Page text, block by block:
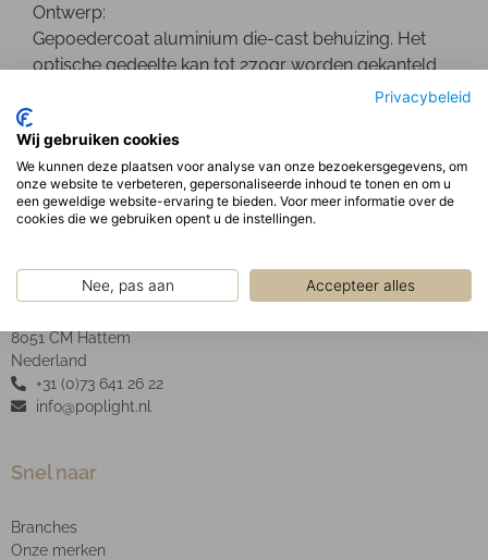
Privacybeleid
Wij gebruiken cookies
We kunnen deze plaatsen voor analyse van onze bezoekersgegevens, om
onze website te verbeteren, gepersonaliseerde inhoud te tonen en om u
een geweldige website-ervaring te bieden. Voor meer informatie over de
cookies die we gebruiken opent u de instellingen.
Nee, pas aan Accepteer alles
Ontwerp:
Gepoedercoat aluminium die-cast behuizing. Het
optische gedeelte kan tot 270gr worden gekanteld
en is 355gr draaibaar. De driver bevindt zich in een 3
8051 CM Hattem
Nederland
+31 (0)73 641 26 22
info@poplight.nl
Snel naar
Branches
Onze merken